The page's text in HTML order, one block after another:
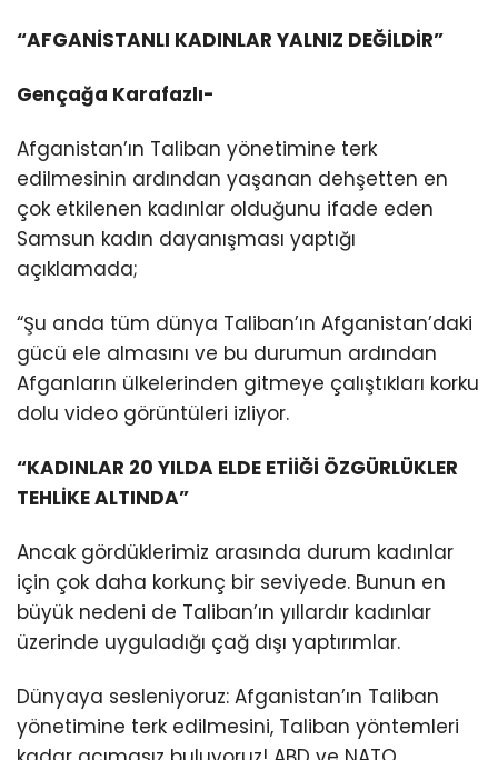
“AFGANİSTANLI KADINLAR YALNIZ DEĞİLDİR”
Gençağa Karafazlı-
Afganistan’ın Taliban yönetimine terk
edilmesinin ardından yaşanan dehşetten en
çok etkilenen kadınlar olduğunu ifade eden
Samsun kadın dayanışması yaptığı
açıklamada;
“Şu anda tüm dünya Taliban’ın Afganistan’daki
gücü ele almasını ve bu durumun ardından
Afganların ülkelerinden gitmeye çalıştıkları korku
dolu video görüntüleri izliyor.
“KADINLAR 20 YILDA ELDE ETİİĞİ ÖZGÜRLÜKLER
TEHLİKE ALTINDA”
Ancak gördüklerimiz arasında durum kadınlar
için çok daha korkunç bir seviyede. Bunun en
büyük nedeni de Taliban’ın yıllardır kadınlar
üzerinde uyguladığı çağ dışı yaptırımlar.
Dünyaya sesleniyoruz: Afganistan’ın Taliban
yönetimine terk edilmesini, Taliban yöntemleri